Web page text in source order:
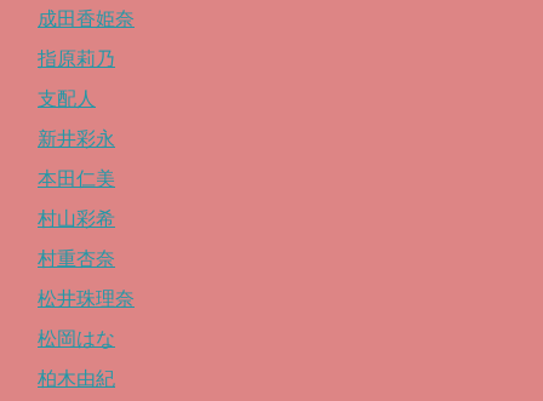
成田香姫奈
指原莉乃
支配人
新井彩永
本田仁美
村山彩希
村重杏奈
松井珠理奈
松岡はな
柏木由紀